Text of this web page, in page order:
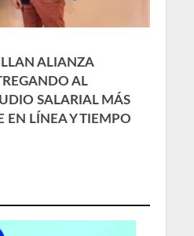
ALIANZA
AL
SALARIAL MÁS
EN LÍNEA Y TIEMPO